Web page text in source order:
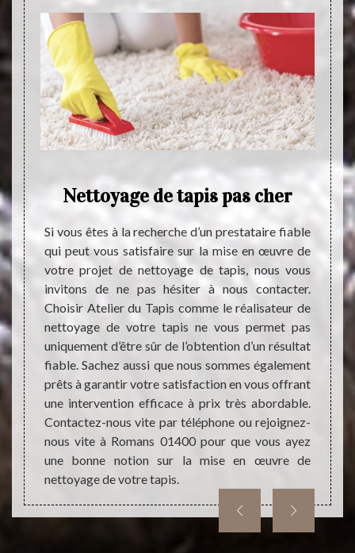
dans
la
être
de
il est
en
Nettoyage de tapis pas cher
Si vous êtes à la recherche d’un prestataire fiable
qui peut vous satisfaire sur la mise en œuvre de
votre projet de nettoyage de tapis, nous vous
invitons de ne pas hésiter à nous contacter.
Choisir Atelier du Tapis comme le réalisateur de
nettoyage de votre tapis ne vous permet pas
uniquement d’être sûr de l’obtention d’un résultat
fiable. Sachez aussi que nous sommes également
prêts à garantir votre satisfaction en vous offrant
une intervention efficace à prix très abordable.
Contactez-nous vite par téléphone ou rejoignez-
nous vite à Romans 01400 pour que vous ayez
une bonne notion sur la mise en œuvre de
nettoyage de votre tapis.
La
des